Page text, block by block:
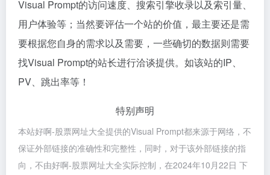
Visual Prompt的访问速度、搜索引擎收录以及索引量、
用户体验等；当然要评估一个站的价值，最主要还是需
要根据您自身的需求以及需要，一些确切的数据则需要
找Visual Prompt的站长进行洽谈提供。如该站的IP、
PV、跳出率等！
特别声明
本站好啊-股票网址大全提供的Visual Prompt都来源于网络，不
保证外部链接的准确性和完整性，同时，对于该外部链接的指
向，不由好啊-股票网址大全实际控制，在2024年10月22日 下